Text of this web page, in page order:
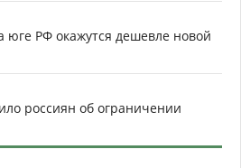
юге РФ окажутся дешевле новой
россиян об ограничении